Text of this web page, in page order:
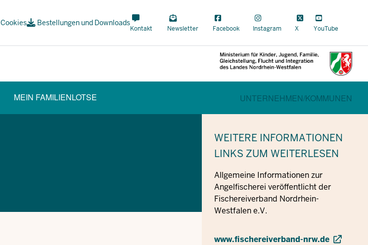
Cookies Bestellungen und Downloads Meta
Navi
Kontakt Newsletter Facebook Instagram X YouTube
MEIN FAMILIENLOTSE BEREICHSWECHSEL
CURRENT SECTION FÜR
UNTERNEHMEN/KOMMUNEN
WEITERE INFORMATIONEN
LINKS ZUM WEITERLESEN
Allgemeine Informationen zur
Angelfischerei veröffentlicht der
Fischereiverband Nordrhein-
Westfalen e.V.
www.fischereiverband-nrw.de